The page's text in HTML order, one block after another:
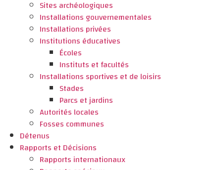
Sites archéologiques
Installations gouvernementales
Installations privées
Institutions éducatives
Écoles
Instituts et facultés
Installations sportives et de loisirs
Stades
Parcs et jardins
Autorités locales
Fosses communes
Détenus
Rapports et Décisions
Rapports internationaux